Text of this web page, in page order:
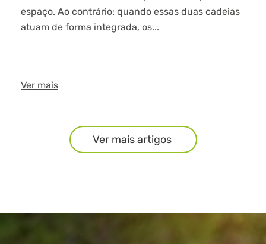
espaço. Ao contrário: quando essas duas cadeias
atuam de forma integrada, os...
Ver mais
Ver mais artigos